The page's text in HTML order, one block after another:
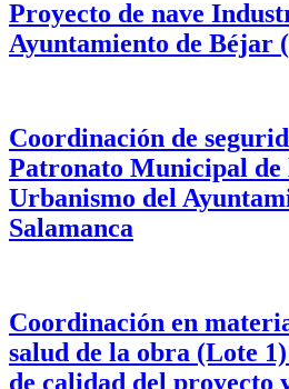
Proyecto de nave
Ayuntamiento de Béjar
Coordinación de
Patronato Municipal de
Urbanismo del
Salamanca
Coordinación en
salud de la obra (Lote
de calidad del proyecto